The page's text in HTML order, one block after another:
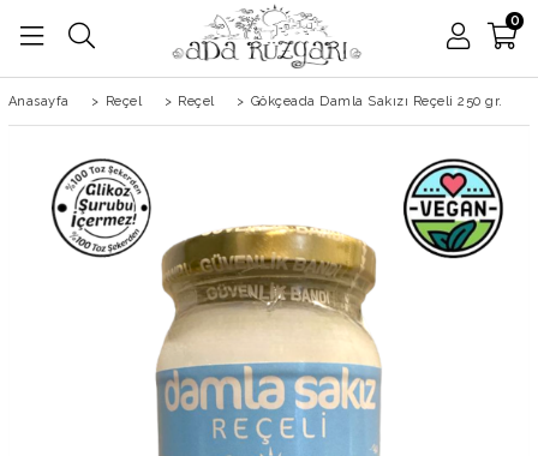
0
Anasayfa > Reçel > Reçel > Gökçeada Damla Sakızı Reçeli 250 gr.